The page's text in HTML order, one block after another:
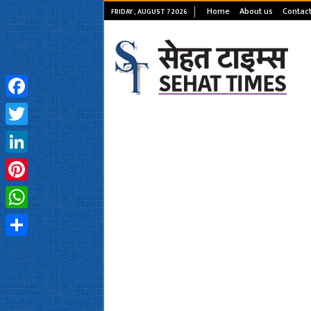
FRIDAY , AUGUST 7 2026 Home About us
Facebook
Twitter
LinkedIn
Pinterest
WhatsApp
Share